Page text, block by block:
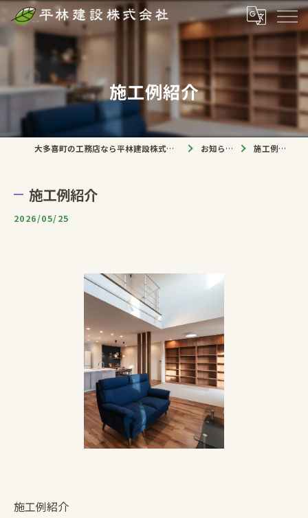
施工例紹介
大多喜町の工務店なら平林建設株式会社 お知らせ 施工例紹介
施工例紹介
2026/05/25
施工例紹介